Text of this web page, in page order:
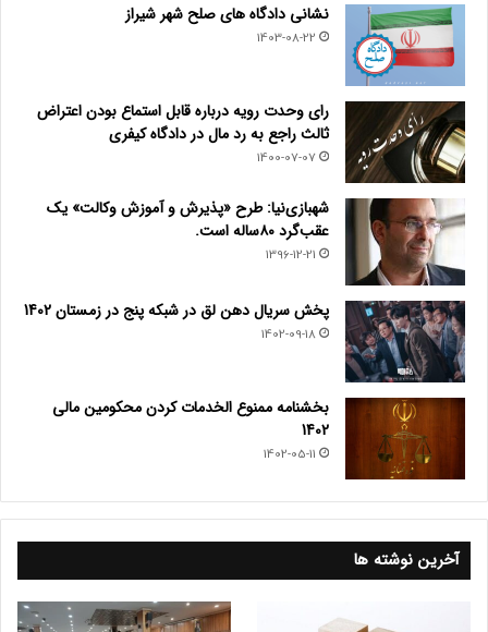
نشانی دادگاه های صلح شهر شیراز
1403-08-22
رای وحدت رویه درباره قابل استماع بودن اعتراض
ثالث راجع به رد مال در دادگاه کیفری
1400-07-07
شهبازی‌نیا: طرح «پذیرش و آموزش وکالت» یک
عقب‌گرد ۸۰ساله است.
1396-12-21
پخش سریال دهن لق در شبکه پنج در زمستان 1402
1402-09-18
بخشنامه ممنوع الخدمات کردن محکومین مالی
1402
1402-05-11
آخرین نوشته ها